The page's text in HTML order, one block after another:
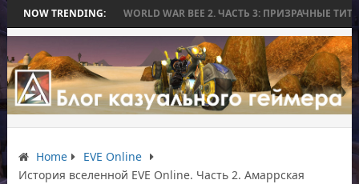
NOW TRENDING:
WORLD WAR BEE 2. ЧАСТЬ 3: ПРИЗРАЧНЫЕ ТИТАНЫ И ОСАДА
Home
EVE Online
История вселенной EVE Online. Часть 2. Амаррская